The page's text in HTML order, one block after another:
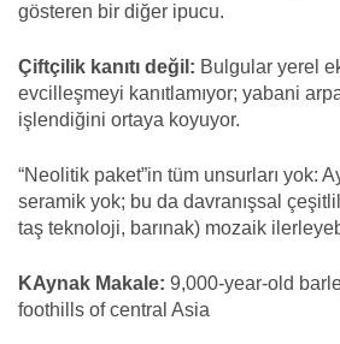
gösteren bir diğer ipucu.
Çiftçilik kanıtı değil: Bulgular yerel
evcilleşmeyi kanıtlamıyor; yabani
işlendiğini ortaya koyuyor.
“Neolitik paket”in tüm unsurları yok:
seramik yok; bu da davranışsal
taş teknoloji, barınak) mozaik
KAynak Makale: 9,000-year-old
foothills of central Asia